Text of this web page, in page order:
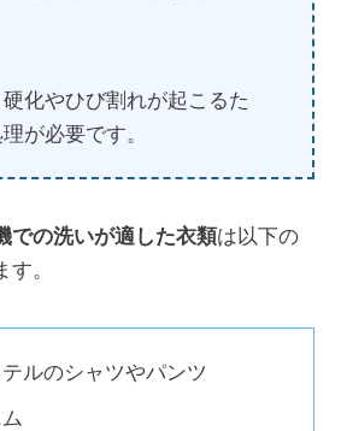
化やひび割れが起こるた
が必要です。
での洗いが適した衣類は以下の
。
ルのシャツやパンツ